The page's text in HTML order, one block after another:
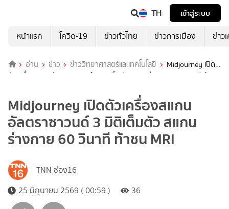
TH
เข้าสู่ระบบ
หน้าแรก
โควิด-19 ข่าวทั่วไทย ข่าวการเมือง ข่าว
อ่าน ข่าว ข่าววิทยาศาสตร์และเทคโนโลยี
Midjourney เปิด
ตัวเครื่องสแกนอัลตราซาวนด์ 3 มิติเต็มตัว สแกนร่างกาย 60 วินาที ท้าชน
Midjourney เปิดตัวเครื่องสแกน
อัลตราซาวนด์ 3 มิติเต็มตัว สแกน
ร่างกาย 60 วินาที ท้าชน MRI
TNN ช่อง16
25 มิถุนายน 2569 ( 00:59 )
36